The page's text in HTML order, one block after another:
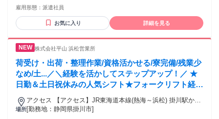
ます 別途、時間外労働分（1分単位で全額支給）、賞与（年2
分単位で計測し、 所定の割増率を乗じた金額で支給 【手当】
一律住宅手当 1万円(固定給に含む) 交通費全額支給 残業手当
（全額支給） ※サービス残業なし 家族手当 【昇給】 年1回
（4月） 【賞与】 年2回 （7月・12月） ※昨年度支給実績2回
※2.91ヶ月（2025年度実績） ※現職の給与、希望年収を考慮
いたします ※経験者積極採用・給与優遇 ※能力・経験を考慮
し当社規定により決定
実務経験が浅い方や、 初めての転職される方も歓迎。 ※現在
離職中の方も歓迎。 ＝＝＝＝＝＝＝＝＝＝＝＝＝＝＝＝＝ ▶
第二新卒歓迎／初めての転職歓迎◀ ＝＝＝＝＝＝＝＝＝＝＝
っと幅広い製品や技術に携わりたい」 「エンジニアとして市
場価値を高めたい」 そんな方に向けて、 フォーラムエンジニ
アリングでは 年間9,188件のプロジェクトの中から、 あなた
のキャリアプランに 合わせた案件をご提案しています。 自動
車・航空宇宙・半導体・医療機器など、 様々なメーカーや製
品に携わることで、 1社では得られない経験とスキルを 身に
つけることが可能です。 「初めての転職だから不安」 「経験
は浅いけど次のステップへ進みたい」 そんなエンジニアの キ
ャリア形成をサポートしています。 ＝＝＝＝＝＝＝＝＝＝＝
雇用形態： 派遣社員
お気に入り 詳細を見る
株式会社平山 浜松営業所
荷受け・出荷・整理作業/資格活かせる/寮完備/残業少
なめ/土...／＼経験を活かしてステップアップ！／ ★
日勤＆土日祝休みの人気シフト★フォークリフト経験
を活かせる倉庫内作業★リーダー候補としてのキャリ
アアップも可能★20代～50代の男女活躍中★資格を
場所
アクセス 【アクセス】JR東海道本線(熱海～浜松) 掛川駅から
車で10分
[勤務地：静岡県掛川市]